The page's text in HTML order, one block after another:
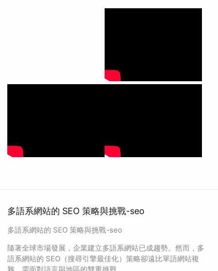
多語系網站的 SEO 策略與挑戰-seo
多語系網站的 SEO 策略與挑戰-seo
隨著全球市場發展，企業建立多語系網站已成趨勢。然而，多
語系網站的 SEO（搜尋引擎最佳化）策略卻遠比單語網站複